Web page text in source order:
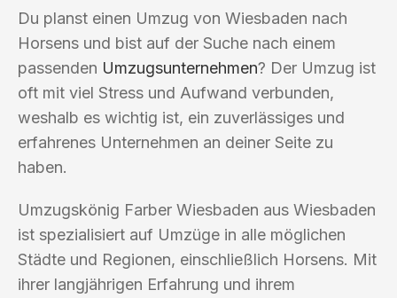
Du planst einen Umzug von Wiesbaden nach
Horsens und bist auf der Suche nach einem
passenden Umzugsunternehmen? Der Umzug ist
oft mit viel Stress und Aufwand verbunden,
weshalb es wichtig ist, ein zuverlässiges und
erfahrenes Unternehmen an deiner Seite zu
haben.
Umzugskönig Farber Wiesbaden aus Wiesbaden
ist spezialisiert auf Umzüge in alle möglichen
Städte und Regionen, einschließlich Horsens. Mit
ihrer langjährigen Erfahrung und ihrem